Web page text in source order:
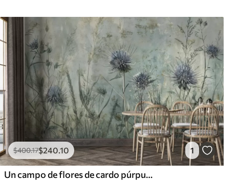
$400.17$240.10 1
Un campo de flores de cardo púrpura con flores borrosas y follaje en el fondo de textura vintage